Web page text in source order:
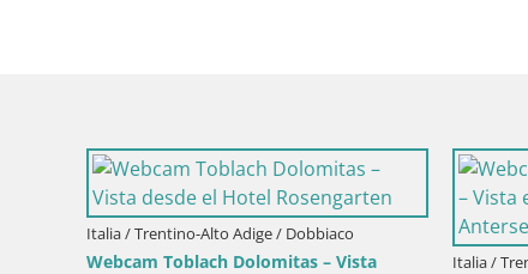
Italia / Trentino-Alto Adige / Rio Pusteria-
Mühlbach